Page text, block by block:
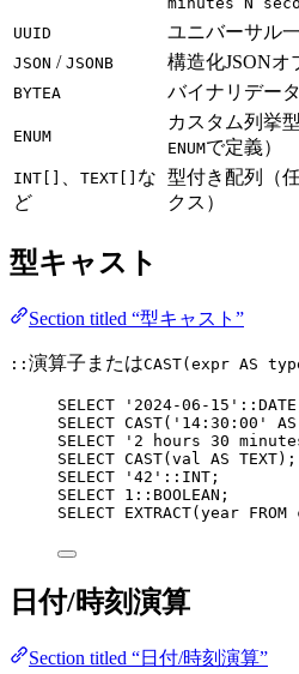
UUID ユニバーサル
JSON / JSONB 構造化JSONオ
BYTEA バイナリデータ
ENUM
カスタム列挙
ENUMで定義）
INT[] TEXT[] な
ど
型付き配列（
クス）
型キャスト
Section titled “型キャスト”
:: 演算子またはCAST(expr AS
SELECT ' 2024-06-15 ' :: DATE
SELECT CAST( ' 14:30:00 ' AS
SELECT
' 2 hours 30
SELECT CAST(val AS TEXT);
SELECT
' 42 ' :: INT ;
SELECT 1 :: BOOLEAN ;
SELECT EXTRACT( year FROM
日付/時刻演算
Section titled “日付/時刻演算”